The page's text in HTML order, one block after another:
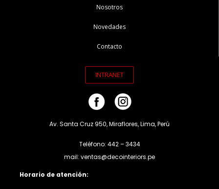
Nosotros
Novedades
Contacto
INTRANET
Av. Santa Cruz 950, Miraflores, Lima, Perú
Teléfono: 442 – 3434
mail: ventas@decointeriors.pe
Horario de atención: